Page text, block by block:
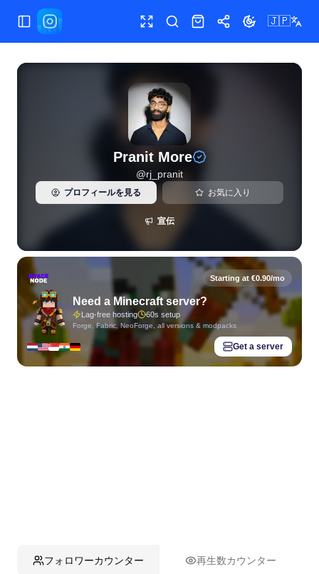
メニュー切替 全画面検索 ショップ共有 テーマ切替
🇯🇵
Pranit More（@rj_pranit）のInstagramライブ統計とフォロ
Pranit More
@rj_pranit
プロフィールを見る お気に入り
宣伝
Starting at €0.90/mo
Need a Minecraft server?
Lag-free hosting 60s setup
Forge, Fabric, NeoForge, all versions & modpacks
Get a server
フォロワーカウンター 再生数カウンター